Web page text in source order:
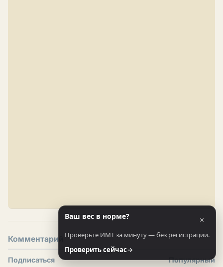
Комментарий
Подписаться Популярный
Ваш вес в норме? ×
Проверьте ИМТ за минуту — без регистрации.
Проверить сейчас→